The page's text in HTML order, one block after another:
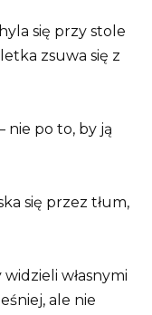
się przy stole
zsuwa się z
nie po to, by ją
się przez tłum,
własnymi
ale nie